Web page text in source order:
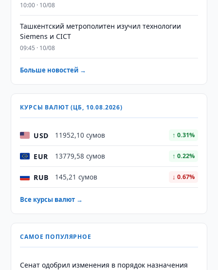
10:00 · 10/08
Ташкентский метрополитен изучил технологии
Siemens и CICT
09:45 · 10/08
Больше новостей →
КУРСЫ ВАЛЮТ (ЦБ, 10.08.2026)
USD 11952,10 сумов ↑ 0.31%
EUR 13779,58 сумов ↑ 0.22%
RUB 145,21 сумов ↓ 0.67%
Все курсы валют →
САМОЕ ПОПУЛЯРНОЕ
Сенат одобрил изменения в порядок назначения